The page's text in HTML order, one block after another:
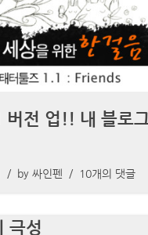
버전 업!! 내 블로
by 싸인펜 10개의 댓글
극성